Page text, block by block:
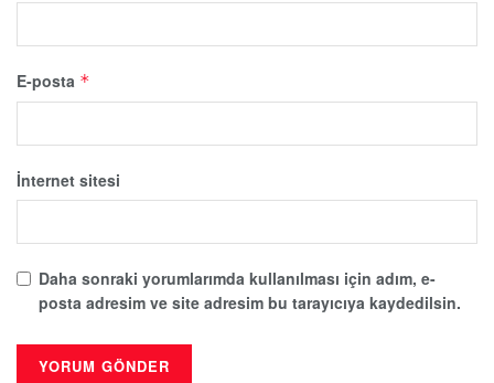
E-posta *
İnternet sitesi
Daha sonraki yorumlarımda kullanılması için adım, e-
posta adresim ve site adresim bu tarayıcıya kaydedilsin.